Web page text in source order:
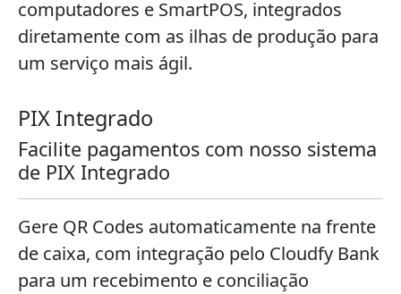
computadores e SmartPOS, integrados
diretamente com as ilhas de produção para
um serviço mais ágil.
PIX Integrado
Facilite pagamentos com nosso sistema
de PIX Integrado
Gere QR Codes automaticamente na frente
de caixa, com integração pelo Cloudfy Bank
para um recebimento e conciliação